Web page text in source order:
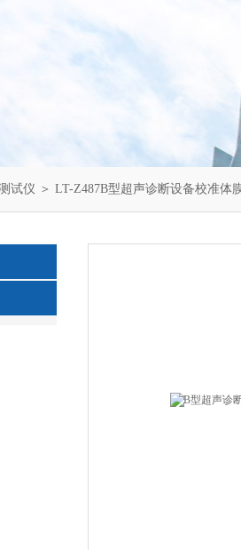
试仪 ＞ LT-Z487B型超声诊断设备校准体